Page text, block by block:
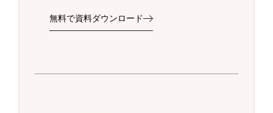
無料で資料ダウンロード